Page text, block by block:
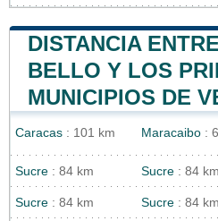
DISTANCIA
BELLO Y LOS
MUNICIPIOS DE
Caracas : 101 km Maracaibo :
Sucre : 84 km Sucre : 84 km
Sucre : 84 km Sucre : 84 km